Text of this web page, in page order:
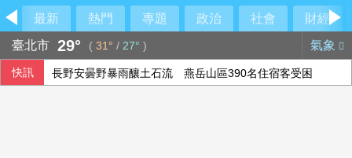
最新 熱門 專題 政治 社會
財經
臺北市 29° ( 31° / 27° ) 氣象
快訊 長野安曇野暴雨釀土石流 燕岳山區390名住宿客受困